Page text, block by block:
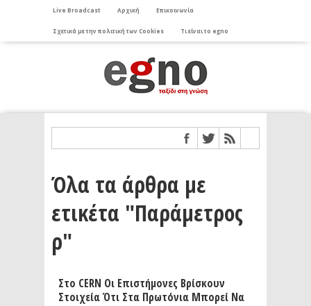
Live Broadcast Αρχική Επικοινωνία
Σχετικά με την πολιτική των Cookies Τι είναι το egno
Όλα τα άρθρα με
ετικέτα "Παράμετρος
ρ"
Στο CERN Οι Επιστήμονες Βρίσκουν
Στοιχεία Ότι Στα Πρωτόνια Μπορεί Να